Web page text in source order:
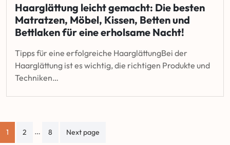
Haarglättung leicht gemacht: Die besten
Matratzen, Möbel, Kissen, Betten und
Bettlaken für eine erholsame Nacht!
Tipps für eine erfolgreiche HaarglättungBei der
Haarglättung ist es wichtig, die richtigen Produkte und
Techniken…
Seitennummerierung
1 2 … 8 Next page